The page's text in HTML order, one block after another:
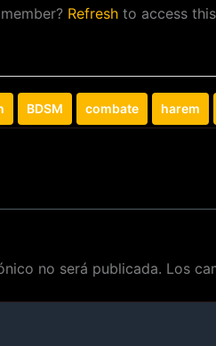
Refresh to access
BDSM combate harem
no será publicada. Los